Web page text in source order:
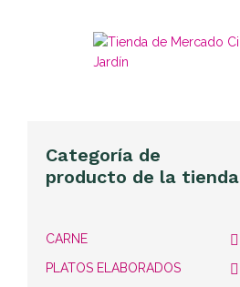
Categoría de
producto de la tienda
CARNE
PLATOS ELABORADOS